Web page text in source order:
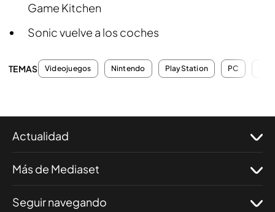
Game Kitchen
Sonic vuelve a los coches
TEMAS Videojuegos Nintendo PlayStation PC
Actualidad
Más de Mediaset
Seguir navegando